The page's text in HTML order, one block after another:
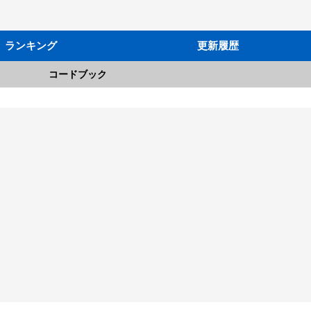
ランキング 更新履歴
コードブック